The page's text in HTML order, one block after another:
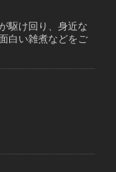
駆け回り、身近な
白い雑煮などをご